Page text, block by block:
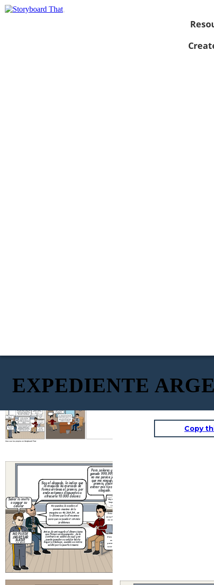
EXPEDIENTE
Cree sus los propios en Storyboard That
Señor lo invito
a apagar su
celular
Soy el abogado, le indico que
la maquina ha marcado de
forma errónea el premio, por
ende estamos dispuestos a
ofrecerle 10.000 dolares
premio, podrian
entrar mis tios y mi
abogado.
NO PUEDE
INGRESAR
NADIE
MÁS!!
No pueden, le explico el
premio maximo de la
maquina es 46.364,54 , es
lo último que le ofrecemos
para que se pueda ir sin más
problemas
Mejor acepto y
luego reclamo
Esta bien señor
acepto ese monto,
no me queda de
Antes de entregarle el dinero tiene que firmar un documento , de lo contrario no saldrá de aquí y no puede prender su celular hasta llegar a Chabuco, cuando se retire saldrá por la puerta trasera
así lo haré,
permitan que me
retire por favor.
que hacer algo para
que me den el
restante de mi
premio
No se preocupe señor, hoy mismo
enviaremos una Carta Notarial a la
empresa Atlántida Juegos S.A. que
son los repsonsables de la maquina
tomaremos la vía judicial
Cree sus los propios en Storyboard That
Señor lo invito
a apagar su
celular
Soy el abogado, le indico que
la maquina ha marcado de
forma errónea el premio, por
ende estamos dispuestos a
ofrecerle 10.000 dolares
Pero señores yo he
ganado 999,999,95,
no me parece justo
que me nieguen mi
premio, podrian
entrar mis tios y mi
abogado.
NO PUEDE
INGRESAR
NADIE
MÁS!!
No pueden, le explico el
premio maximo de la
maquina es 46.364,54 , es
lo último que le ofrecemos
para que se pueda ir sin más
problemas
Mejor acepto y
luego reclamo
lo demás
Esta bien señor
acepto ese monto,
no me queda de
Antes de entregarle el dinero tiene
que firmar un documento , de lo
contrario no saldrá de aquí y no
puede prender su celular hasta
llegar a Chabuco, cuando se retire
saldrá por la puerta trasera
Esta bien señor,
así lo haré,
permitan que me
retire por favor.
Copy